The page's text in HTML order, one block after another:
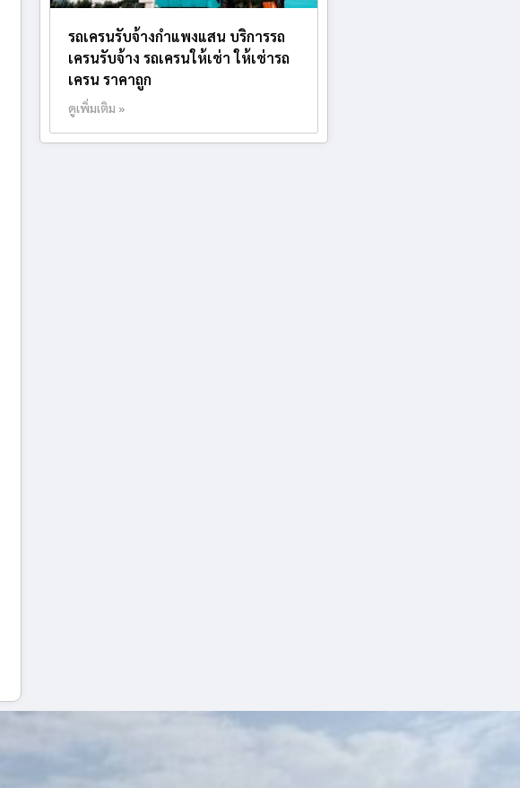
รถเครนรับจ้างกำแพงแสน บริการรถ
เครนรับจ้าง รถเครนให้เช่า ให้เช่ารถ
เครน ราคาถูก
ดูเพิ่มเติม »